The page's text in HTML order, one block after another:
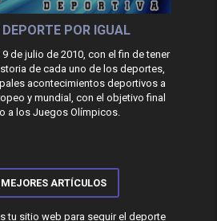
POR IGUAL
de julio de 2010, con el fin de tener
de cada uno de los deportes,
acontecimientos deportivos a
y mundial, con el objetivo final
a los Juegos Olímpicos.
ARTÍCULOS
tu sitio web para seguir el deporte